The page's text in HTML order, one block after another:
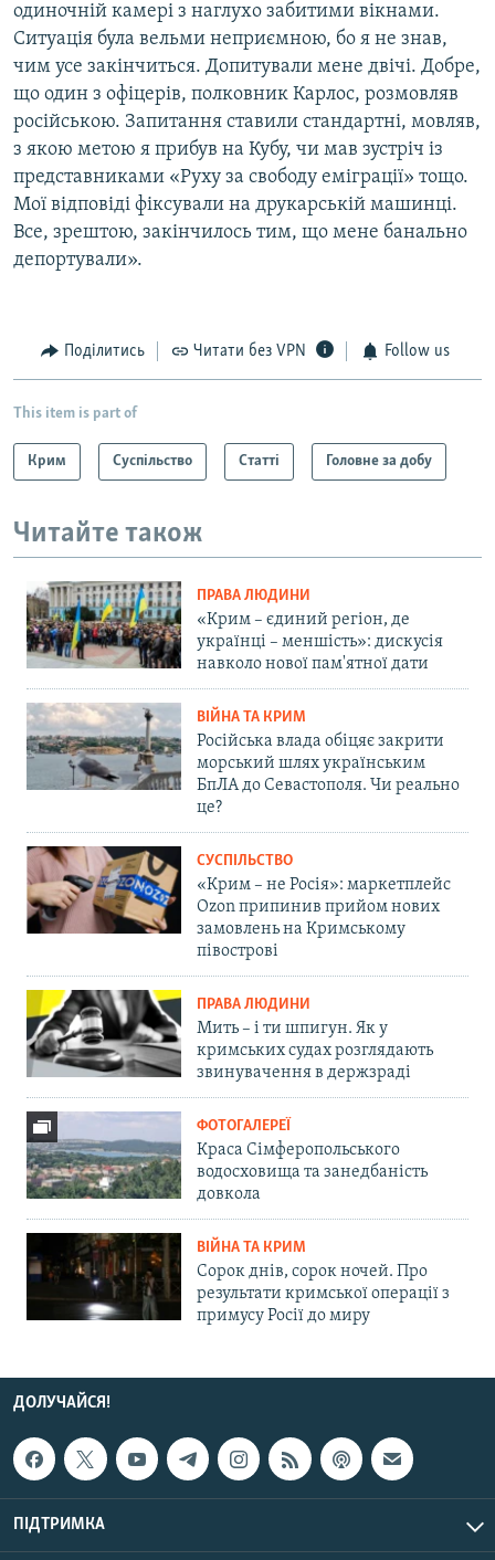
одиночній камері з наглухо забитими вікнами.
Ситуація була вельми неприємною, бо я не знав,
чим усе закiнчиться. Допитували мене двічі. Добре,
що один з офіцерів, полковник Карлос, розмовляв
російською. Запитання ставили стандартні, мовляв,
з якою метою я прибув на Кубу, чи мав зустріч iз
представниками «Руху за свободу еміграції» тощо.
Мої вiдповiдi фіксували на друкарській машинці.
Все, зрештою, закінчилось тим, що мене банально
депортували».
Поділитись Читати без VPN Follow us
This item is part of
Крим Суспільство Статті Головне за добу
Читайте також
ПРАВА ЛЮДИНИ
«Крим – єдиний регіон, де
українці – меншість»: дискусія
навколо нової пам'ятної дати
ВІЙНА ТА КРИМ
Російська влада обіцяє закрити
морський шлях українським
БпЛА до Севастополя. Чи реально
це?
СУСПІЛЬСТВО
«Крим – не Росія»: маркетплейс
Ozon припинив прийом нових
замовлень на Кримському
півострові
ПРАВА ЛЮДИНИ
Мить – і ти шпигун. Як у
кримських судах розглядають
звинувачення в держзраді
ФОТОГАЛЕРЕЇ
Краса Сімферопольського
водосховища та занедбаність
довкола
ВІЙНА ТА КРИМ
Сорок днів, сорок ночей. Про
результати кримської операції з
примусу Росії до миру
ДОЛУЧАЙСЯ!
ПІДТРИМКА